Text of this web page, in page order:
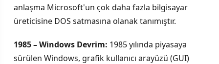
anlaşma Microsoft'un çok daha fazla bilgisayar
üreticisine DOS satmasına olanak tanımıştır.
1985 – Windows Devrim: 1985 yılında piyasaya
sürülen Windows, grafik kullanıcı arayüzü (GUI)